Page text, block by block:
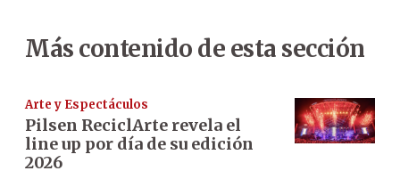
Más contenido de esta sección
Arte y Espectáculos
Pilsen ReciclArte revela el
line up por día de su edición
2026